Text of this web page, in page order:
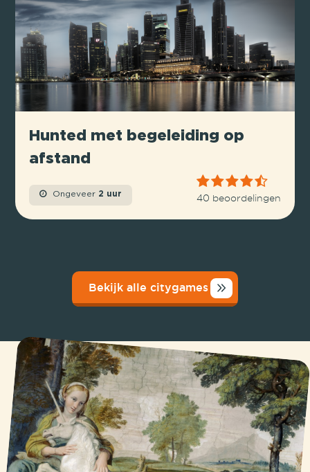
Hunted met begeleiding op
afstand
Ongeveer 2 uur 40 beoordelingen
Bekijk alle citygames